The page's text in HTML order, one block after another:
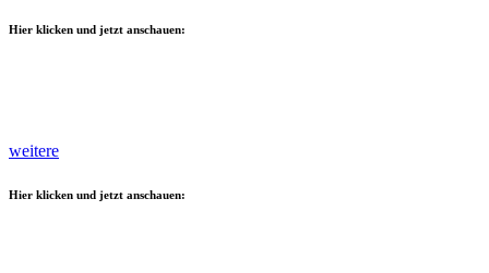
Hier klicken und jetzt anschauen:
weitere
Hier klicken und jetzt anschauen: